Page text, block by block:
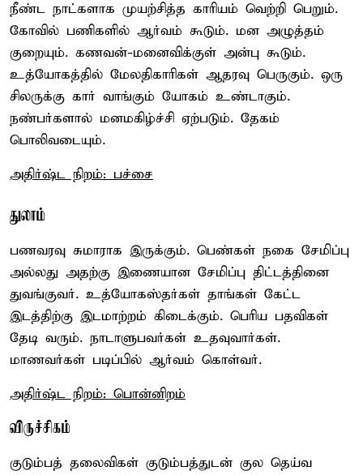
நீண்ட நாட்களாக முயற்சித்த காரியம் வெற்றி பெறும்.
கோவில் பணிகளில் ஆர்வம் கூடும். மன அழுத்தம்
குறையும். கணவன்-மனைவிக்குள் அன்பு கூடும்.
உத்யோகத்தில் மேலதிகாரிகள் ஆதரவு பெருகும். ஒரு
சிலருக்கு கார் வாங்கும் யோகம் உண்டாகும்.
நண்பர்களால் மனமகிழ்ச்சி ஏற்படும். தேகம்
பொலிவடையும்.
அதிர்ஷ்ட நிறம்: பச்சை
துலாம்
பணவரவு சுமாராக இருக்கும். பெண்கள் நகை சேமிப்பு
அல்லது அதற்கு இணையான சேமிப்பு திட்டத்தினை
துவங்குவர். உத்யோகஸ்தர்கள் தாங்கள் கேட்ட
இடத்திற்கு இடமாற்றம் கிடைக்கும். பெரிய பதவிகள்
தேடி வரும். நாடாளுபவர்கள் உதவுவார்கள்.
மாணவர்கள் படிப்பில் ஆர்வம் கொள்வர்.
அதிர்ஷ்ட நிறம்: பொன்னிறம்
விருச்சிகம்
குடும்பத் தலைவிகள் குடும்பத்துடன் குல தெய்வ